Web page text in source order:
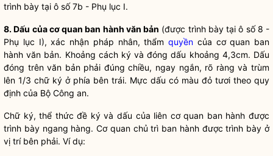
trình bày tại ô số 7b - Phụ lục I.
8. Dấu của cơ quan ban hành văn bản (được trình bày tại ô số 8 -
Phụ lục I), xác nhận pháp nhân, thẩm quyền của cơ quan ban
hành văn bản. Khoảng cách ký và đóng dấu khoảng 4,3cm. Dấu
đóng trên văn bản phải đúng chiều, ngay ngắn, rõ ràng và trùm
lên 1/3 chữ ký ở phía bên trái. Mực dấu có màu đỏ tươi theo quy
định của Bộ Công an.
Chữ ký, thể thức đề ký và dấu của liên cơ quan ban hành được
trình bày ngang hàng. Cơ quan chủ trì ban hành được trình bày ở
vị trí bên phải. Ví dụ: